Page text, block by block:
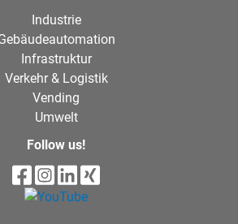
Industrie
Infrastruktur
Verkehr & Logistik
Vending
Umwelt
Follow us!